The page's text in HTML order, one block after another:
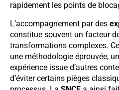
rapidement les points de
L’accompagnement par des
constitue souvent un facteur
transformations complexes.
une méthodologie éprouvée,
expérience issue d’autres
d’éviter certains pièges